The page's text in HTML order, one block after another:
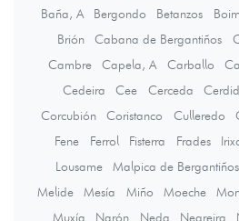
Baña, A
Bergondo Betanzos
Brión
Cabana de Bergantiños
Cambre
Capela, A Carballo
Cedeira
Cee Cerceda
Corcubión
Coristanco Culleredo
Fene
Ferrol Fisterra Frades
Lousame
Malpica de Bergantiños
Melide
Mesía Miño Moeche
Muxía
Narón Neda Negreira